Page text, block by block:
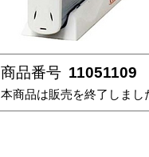
商品番号 11051109
本商品は販売を終了しまし